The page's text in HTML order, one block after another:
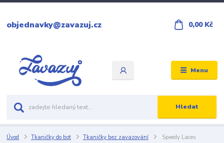
Menu
Hledat
objednavky@zavazuj.cz 0,00 Kč
Úvod Tkaničky do bot Tkaničky bez zavazování Speedy Laces